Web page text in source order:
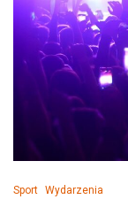
Sport Wydarzenia